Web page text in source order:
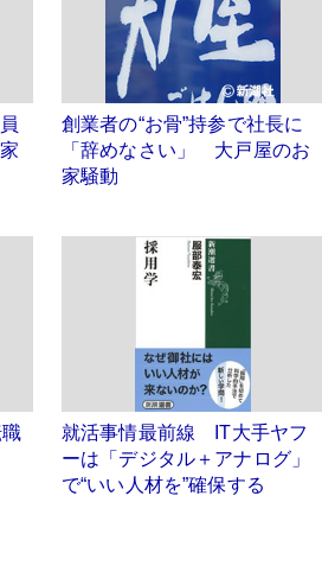
創業者の“お骨”持参で社長に
「辞めなさい」 大戸屋のお
家騒動
就活事情最前線 IT大手ヤフ
ーは「デジタル＋アナログ」
で“いい人材を”確保する